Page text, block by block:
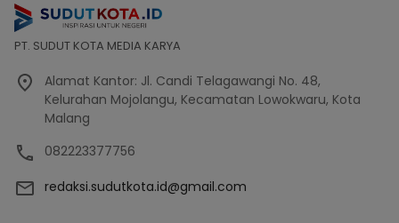
PT. SUDUT KOTA MEDIA KARYA
Alamat Kantor: Jl. Candi Telagawangi No. 48,
Kelurahan Mojolangu, Kecamatan Lowokwaru, Kota
Malang
082223377756
redaksi.sudutkota.id@gmail.com